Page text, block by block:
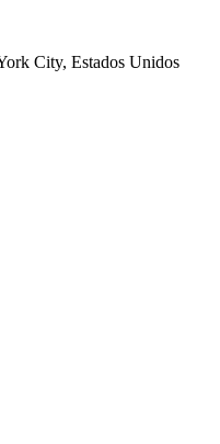
City, Estados Unidos